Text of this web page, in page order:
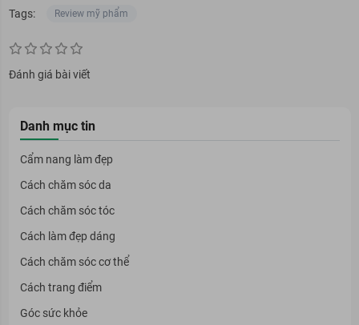
Tags: Review mỹ phẩm
Đánh giá bài viết
Danh mục tin
Cẩm nang làm đẹp
Cách chăm sóc da
Cách chăm sóc tóc
Cách làm đẹp dáng
Cách chăm sóc cơ thể
Cách trang điểm
Góc sức khỏe